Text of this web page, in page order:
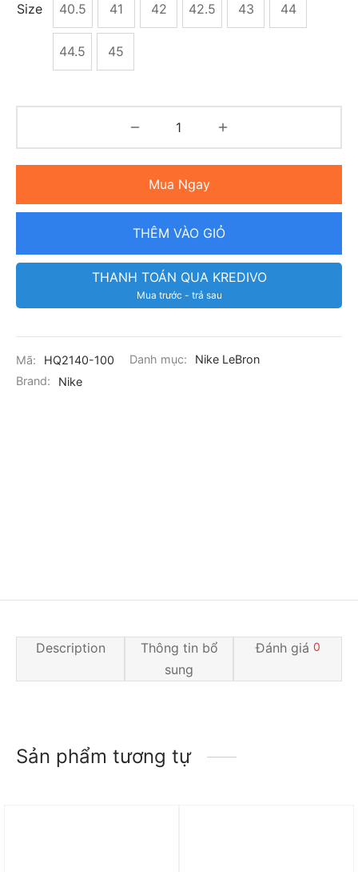
Size 40.5 41 42 42.5 43 44
44.5 45
Mua Ngay
THÊM VÀO GIỎ
THANH TOÁN QUA KREDIVO
Mua trước - trả sau
Mã: HQ2140-100 Danh mục:
Nike LeBron
Brand:
Nike
Description
Thông tin bổ
sung
Đánh giá 0
Sản phẩm tương tự